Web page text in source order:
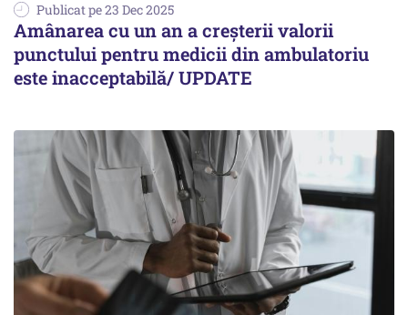
Publicat pe 23 Dec 2025
Amânarea cu un an a creșterii valorii
punctului pentru medicii din ambulatoriu
este inacceptabilă/ UPDATE